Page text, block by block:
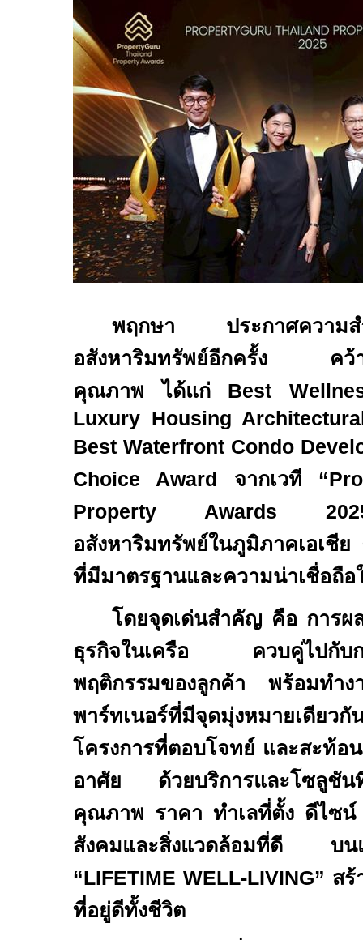
พฤกษา ประกาศความสำ
อสังหาริมทรัพย์อีกครั้
คุณภาพ
ได้แก่Best
Luxury Housing
Best Waterfront Condo
Choice Award จากเวที
Property Awards
อสังหาริมทรัพย์ในภูมิภาคเอเชี
ที่มีมาตรฐานและความน่าเชื่อถื
โดยจุดเด่นสำคัญ คือ การผ
ธุรกิจในเครือ ควบคู่ไปกับก
พฤติกรรมของลูกค้า พร้อมทำง
พาร์ทเนอร์ที่มีจุดมุ่งหมายเ
โครงการที่ตอบโจทย์ และสะท้อ
อาศัย ด้วยบริการและโซลูชั
คุณภาพ ราคา ทำเลที่ตั้ง ดีไซน์
สังคมและสิ่งแวดล้อมที่ดี บนแ
“LIFETIME WELL-LIVING” สร้
ที่อยู่ดีทั้งชีวิต